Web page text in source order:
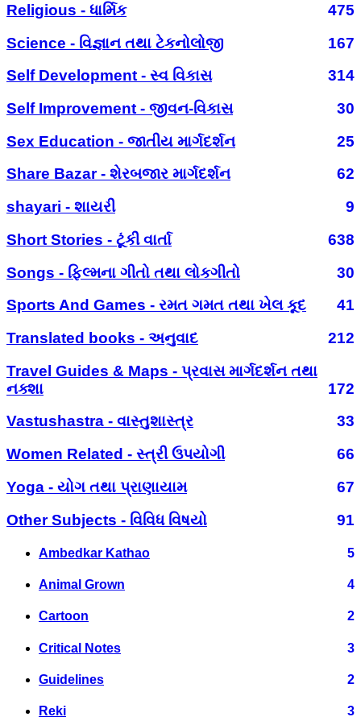
Religious - ધાર્મિક
475
Science - વિજ્ઞાન તથા ટેકનોલોજી
167
Self Development - સ્વ વિકાસ
314
Self Improvement - જીવન-વિકાસ
30
Sex Education - જાતીય માર્ગદર્શન
25
Share Bazar - શેરબજાર માર્ગદર્શન
62
shayari - શાયરી
9
Short Stories - ટૂંકી વાર્તા
638
Songs - ફિલ્મના ગીતો તથા લોકગીતો
30
Sports And Games - રમત ગમત તથા ખેલ કૂદ
41
Translated books - અનુવાદ
212
Travel Guides & Maps - પ્રવાસ માર્ગદર્શન તથા
નક્શા
172
Vastushastra - વાસ્તુશાસ્ત્ર
33
Women Related - સ્ત્રી ઉપયોગી
66
Yoga - યોગ તથા પ્રાણાયામ
67
Other Subjects - વિવિધ વિષયો
91
Ambedkar Kathao 5
Animal Grown 4
Cartoon 2
Critical Notes 3
Guidelines 2
Reki 3